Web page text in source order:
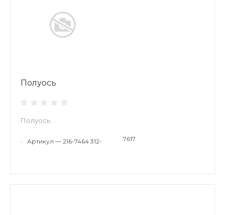
Полуось
Полуось
• Артикул — 216-7464 312- 7617